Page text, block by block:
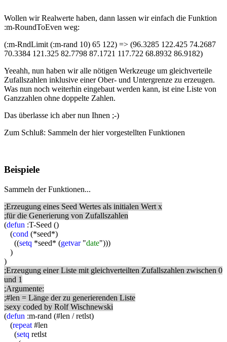
Wollen wir Realwerte haben, dann lassen wir einfach die Funktion
:m-RoundToEven weg:
(:m-RndLimit (:m-rand 10) 65 122) => (96.3285 122.425 74.2687
70.3384 121.325 82.7798 87.1721 117.722 68.8932 86.9182)
Yeeahh, nun haben wir alle nötigen Werkzeuge um gleichverteile
Zufallszahlen inklusive einer Ober- und Untergrenze zu erzeugen.
Was nun noch weiterhin eingebaut werden kann, ist eine Liste von
Ganzzahlen ohne doppelte Zahlen.
Das überlasse ich aber nun Ihnen ;-)
Zum Schluß: Sammeln der hier vorgestellten Funktionen
Beispiele
Sammeln der Funktionen...
;Erzeugung eines Seed Wertes als initialen Wert x
;für die Generierung von Zufallszahlen
(defun :T-Seed ()
(cond (*seed*)
((setq *seed* (getvar"date")))
)
)
;Erzeugung einer Liste mit gleichverteilten Zufallszahlen zwischen 0
und 1
;Argumente:
;#len = Länge der zu generierenden Liste
;sexy coded by Rolf Wischnewski
(defun :m-rand (#len / retlst)
(repeat #len
(setq retlst